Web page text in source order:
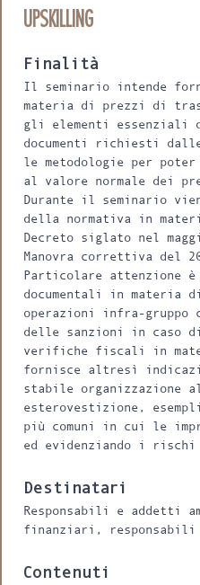
UPSKILLING
Finalità
Il seminario intende
materia di prezzi di
gli elementi
documenti richiesti
le metodologie per
al valore normale dei
Durante il seminario
della normativa in
Decreto siglato nel
Manovra correttiva del
Particolare attenzione
documentali in materia
operazioni infra-gruppo
delle sanzioni in caso
verifiche fiscali in
fornisce altresì
stabile organizzazione
esterovestizione,
più comuni in cui le
ed evidenziando i
Destinatari
Responsabili e addetti
finanziari,
Contenuti